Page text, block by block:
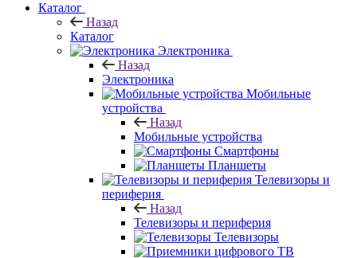
Каталог
Назад
Каталог
Электроника
Назад
Электроника
Мобильные
устройства
Назад
Мобильные устройства
Смартфоны
Планшеты
Телевизоры и
периферия
Назад
Телевизоры и периферия
Телевизоры